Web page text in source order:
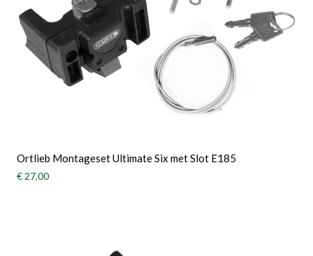
Ortlieb Montageset Ultimate Six met Slot E185
€ 27,00